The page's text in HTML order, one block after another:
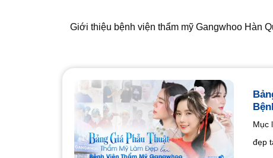
Giới thiệu bệnh viện thẩm mỹ Gangwhoo Hàn
Mục
đẹp